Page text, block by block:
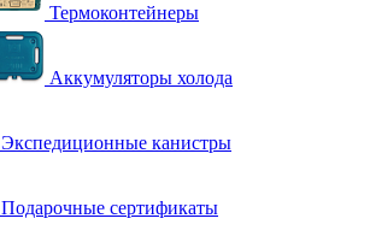
Термоконтейнеры
Аккумуляторы холода
Экспедиционные канистры
Подарочные сертификаты